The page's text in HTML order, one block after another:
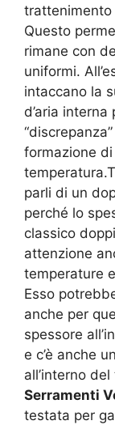
trattenimento
Questo
rimane con
uniformi.
intaccano la
d’aria
formazione
parli di un
perché lo
classico
attenzione
temperature
Esso
anche per
spessore
e c’è anche
all’interno
Serramenti
testata per